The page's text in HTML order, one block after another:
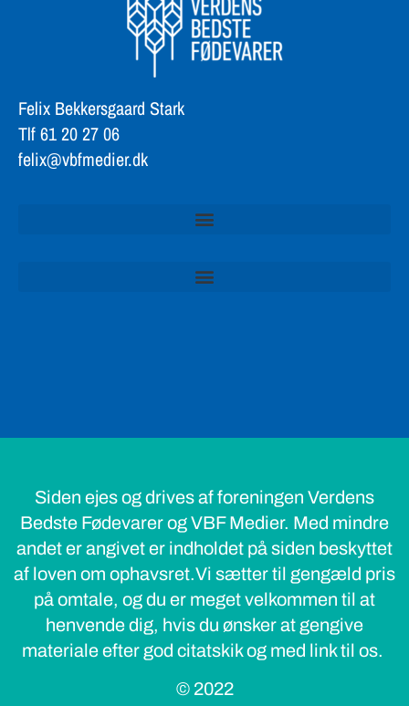
Felix Bekkersgaard Stark
Tlf 61 20 27 06
Siden ejes og drives af foreningen Verdens
Bedste Fødevarer og VBF Medier. Med mindre
andet er angivet er indholdet på siden beskyttet
af loven om ophavsret.Vi sætter til gengæld pris
på omtale, og du er meget velkommen til at
henvende dig, hvis du ønsker at gengive
materiale efter god citatskik og med link til os.